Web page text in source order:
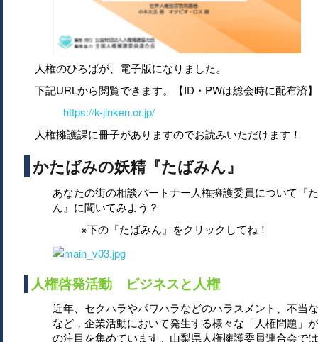
人権のひろばが、電子版になりました。
下記URLから閲覧できます。【ID・PWは総会時に配布済】
https://k-jinken.or.jp/
人権擁護課に冊子がありますのでお読みいただけます！
かたばみの妖精『たばみん』
あなたの街の相談パートナー人権擁護委員について『
ん』に聞いてみよう？
※下の『たばみん』をクリックしてね！
人権啓発活動 ビジネスと人権
近年、セクハラやパワハラなどのハラスメント、不当
など，企業活動において発生する様々な「人権問題」
の注目を集めています。山梨県人権擁護委員連合会で